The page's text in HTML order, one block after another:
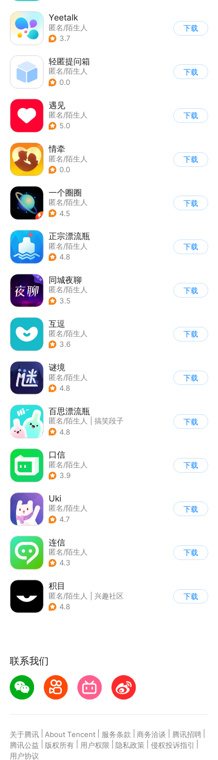
Yeetalk
匿名/陌生人
3.7
下载
轻匿提问箱
匿名/陌生人
0.0
下载
遇见
匿名/陌生人
5.0
下载
情牵
匿名/陌生人
0.0
下载
一个圈圈
匿名/陌生人
4.5
下载
正宗漂流瓶
匿名/陌生人
4.8
下载
同城夜聊
匿名/陌生人
3.5
下载
互逗
匿名/陌生人
3.6
下载
谜境
匿名/陌生人
4.8
下载
百思漂流瓶
匿名/陌生人
搞笑段子
4.8
下载
口信
匿名/陌生人
3.9
下载
Uki
匿名/陌生人
4.7
下载
连信
匿名/陌生人
4.3
下载
积目
匿名/陌生人
兴趣社区
4.8
下载
联系我们
关于腾讯 About Tencent 服务条款 商务洽谈 腾讯招聘
腾讯公益
版权所有 用户权限 隐私政策 侵权投诉指引
用户协议